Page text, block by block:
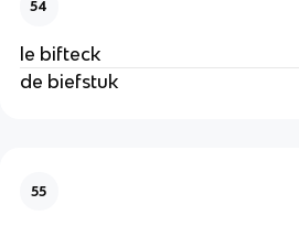
54
le bifteck
de biefstuk
55